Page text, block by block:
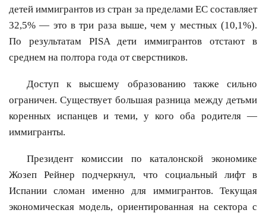
детей иммигрантов из стран за пределами ЕС составляет
32,5% — это в три раза выше, чем у местных (10,1%).
По результатам PISA дети иммигрантов отстают в
среднем на полтора года от сверстников.
Доступ к высшему образованию также сильно
ограничен. Существует большая разница между детьми
коренных испанцев и теми, у кого оба родителя —
иммигранты.
Президент комиссии по каталонской экономике
Жозеп Рейнер подчеркнул, что социальный лифт в
Испании сломан именно для иммигрантов. Текущая
экономическая модель, ориентированная на сектора с